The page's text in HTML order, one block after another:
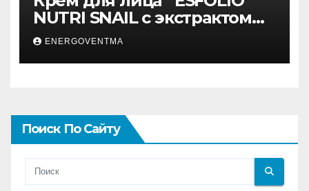
NUTRI SNAIL с экстрактом
муцина улитки 200 мл
ENERGOVENTMA
Поиск По Сайту